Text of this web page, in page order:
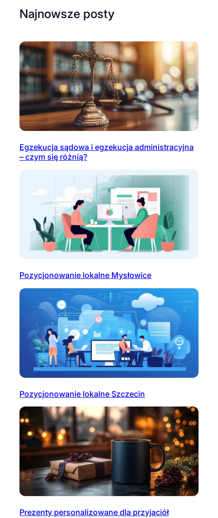
Najnowsze posty
Egzekucja sądowa i egzekucja administracyjna
– czym się różnią?
Pozycjonowanie lokalne Mysłowice
Pozycjonowanie lokalne Szczecin
Prezenty personalizowane dla przyjaciół